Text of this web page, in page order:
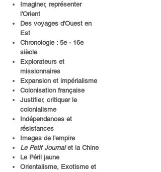
Imaginer, représenter
l'Orient
Des voyages d'Ouest en
Est
Chronologie : 5e - 16e
siècle
Explorateurs et
missionnaires
Expansion et impérialisme
Colonisation française
Justifier, critiquer le
colonialisme
Indépendances et
résistances
Images de l'empire
Le Petit Journalet la Chine
Le Péril jaune
Orientalisme, Exotisme et